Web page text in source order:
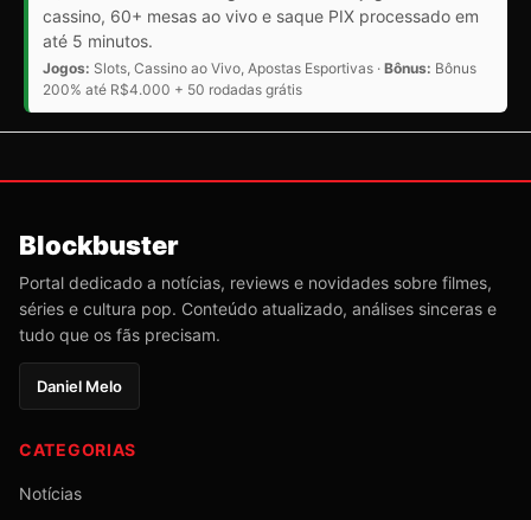
cassino, 60+ mesas ao vivo e saque PIX processado em
até 5 minutos.
Jogos: Slots, Cassino ao Vivo, Apostas Esportivas · Bônus: Bônus
200% até R$4.000 + 50 rodadas grátis
Blockbuster
Portal dedicado a notícias, reviews e novidades sobre filmes,
séries e cultura pop. Conteúdo atualizado, análises sinceras e
tudo que os fãs precisam.
Daniel Melo
CATEGORIAS
Notícias